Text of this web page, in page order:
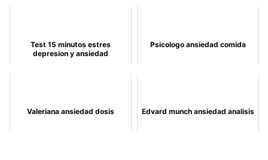
Test 15 minutos estres
depresion y ansiedad
Psicologo ansiedad comida
Valeriana ansiedad dosis Edvard munch ansiedad analisis